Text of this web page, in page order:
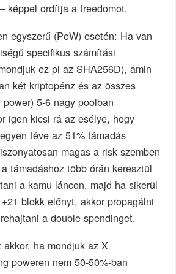
képpel ordítja a freedomot.
egyszerű (PoW) esetén: Ha van
specifikus számítási
ez pl az SHA256D), amin
két kriptopénz és az összes
5-6 nagy poolban
igen kicsi rá az esélye, hogy
téve az 51% támadás
magas a risk szemben
támadáshoz több órán keresztül
a kamu láncon, majd ha sikerül
blokk előnyt, akkor propagálni
a double spendinget.
ha mondjuk az X
poweren nem 50-50%-ban